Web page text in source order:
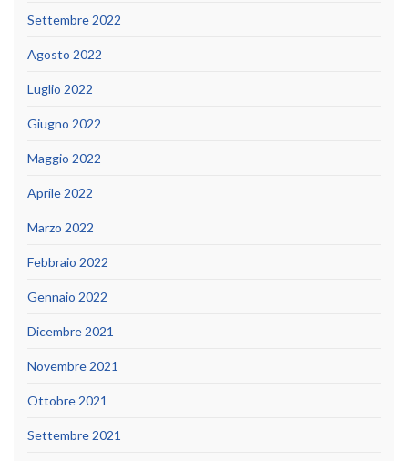
Settembre 2022
Agosto 2022
Luglio 2022
Giugno 2022
Maggio 2022
Aprile 2022
Marzo 2022
Febbraio 2022
Gennaio 2022
Dicembre 2021
Novembre 2021
Ottobre 2021
Settembre 2021